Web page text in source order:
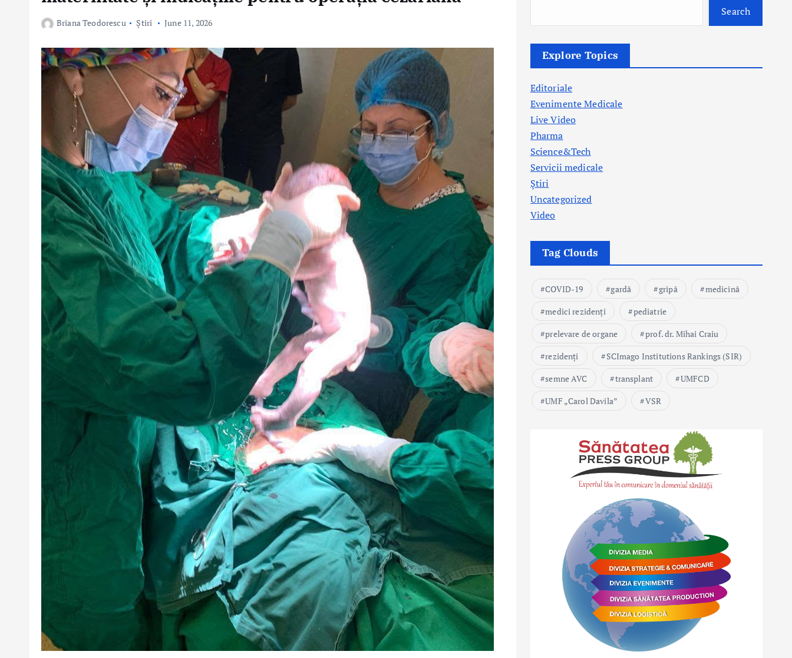
Briana Teodorescu Știri June 11, 2026
Search
Explore Topics
Editoriale
Evenimente Medicale
Live Video
Pharma
Science&Tech
Servicii medicale
Știri
Uncategorized
Video
Tag Clouds
COVID-19 gardă gripă
medicină
medici rezidenți
pediatrie
prelevare de organe
prof. dr. Mihai Craiu
rezidenți
SCImago Institutions Rankings (SIR)
semne AVC
transplant
UMFCD
UMF „Carol Davila”
VSR